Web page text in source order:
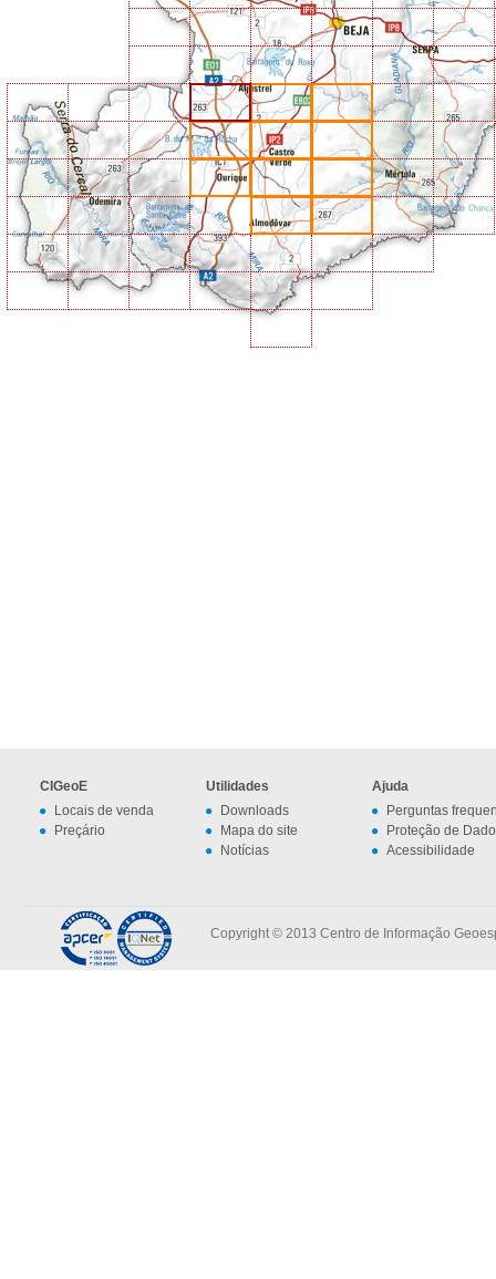
CIGeoE
Locais de venda
Preçário
Utilidades
Downloads
Mapa do site
Notícias
Ajuda
Perguntas
Proteção de
Acessibilidade
Copyright © 2013 Centro de Informação